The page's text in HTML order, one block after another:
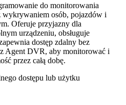
do monitorowania
wykrywaniem osób, pojazdów i
Oferuje przyjazny dla
urządzeniu, obsługuje
dostęp zdalny bez
Agent DVR, aby monitorować i
przez całą dobę.
dostępu lub użytku